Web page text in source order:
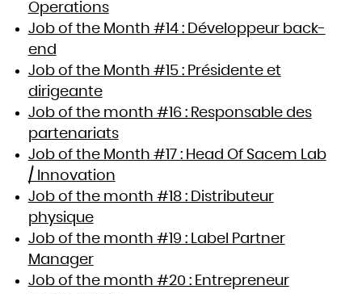
Operations
Job of the Month #14 : Développeur back-
end
Job of the Month #15 : Présidente et
dirigeante
Job of the month #16 : Responsable des
partenariats
Job of the Month #17 : Head Of Sacem Lab
/ Innovation
Job of the month #18 : Distributeur
physique
Job of the month #19 : Label Partner
Manager
Job of the month #20 : Entrepreneur